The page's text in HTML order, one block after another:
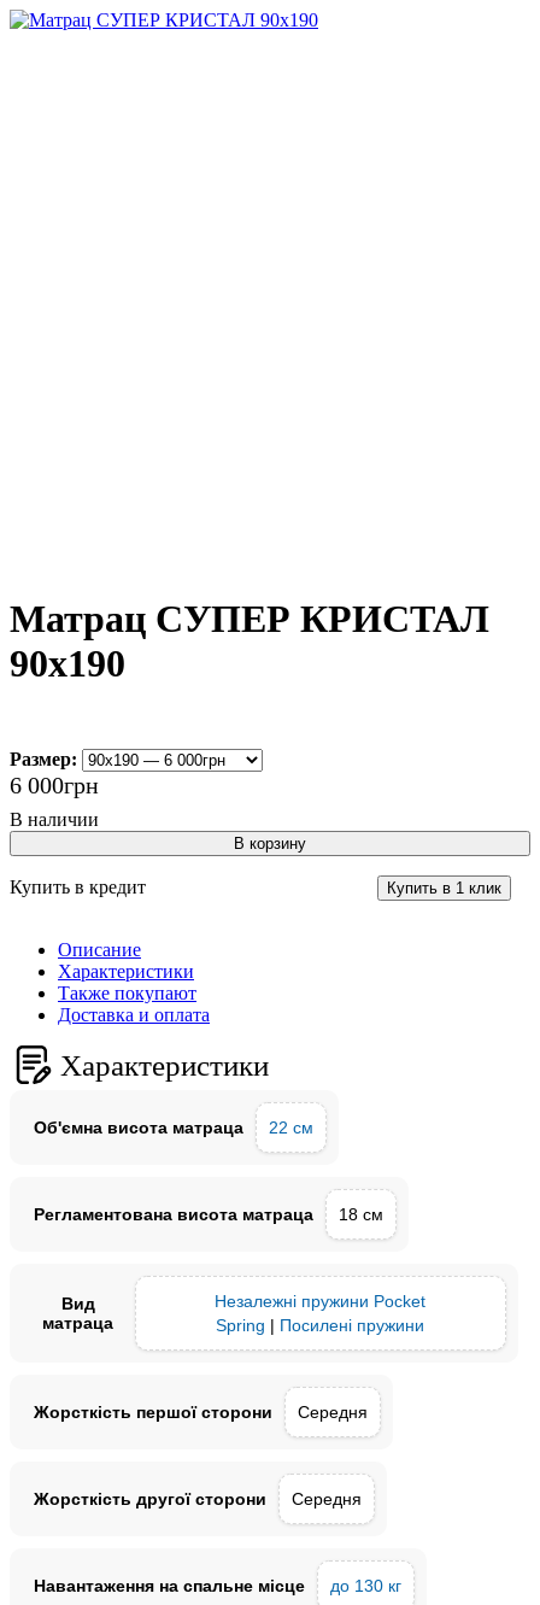
Матрац СУПЕР КРИСТАЛ
90х190
Размер:
6 000грн
В корзину
Купить в кредит Купить в 1 клик
Описание
Характеристики
Также покупают
Доставка и оплата
Характеристики
Об'ємна висота матраца 22 см
Регламентована висота матраца 18 см
Вид
матраца
Незалежні пружини Pocket
Spring | Посилені пружини
Жорсткість першої сторони Середня
Жорсткість другої сторони Середня
Навантаження на спальне місце до 130 кг